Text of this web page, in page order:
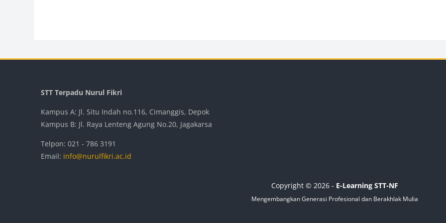
STT Terpadu Nurul Fikri
Kampus A: Jl. Situ Indah no.116, Cimanggis, Depok
Kampus B: Jl. Raya Lenteng Agung No.20, Jagakarsa
Telpon: 021 - 786 3191
Email: info@nurulfikri.ac.id
Copyright © 2026 - E-Learning STT-NF
Mengembangkan Generasi Profesional dan Berakhlak Mulia